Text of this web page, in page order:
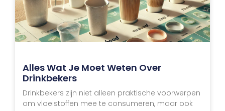
Alles Wat Je Moet Weten Over
Drinkbekers
Drinkbekers zijn niet alleen praktische voorwerpen
om vloeistoffen mee te consumeren, maar ook